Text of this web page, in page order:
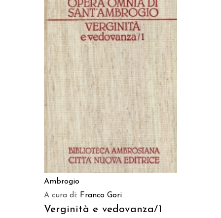
AGGIUNGI AL CARRELLO
Ambrogio
A cura di: Franco Gori
Verginità e vedovanza/1